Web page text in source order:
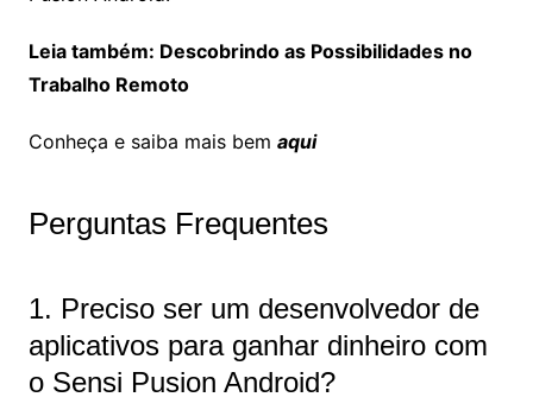
Leia também: Descobrindo as Possibilidades no
Trabalho Remoto
Conheça e saiba mais bem aqui
Perguntas Frequentes
1. Preciso ser um desenvolvedor de
aplicativos para ganhar dinheiro com
o Sensi Pusion Android?